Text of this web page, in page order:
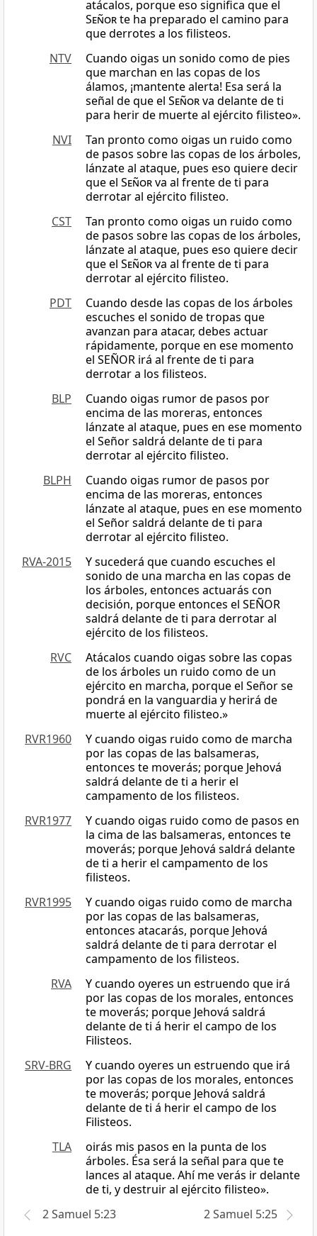
atácalos, porque eso significa que el
Señorte ha preparado el camino para
que derrotes a los filisteos.
NTV
Cuando oigas un sonido como de pies
que marchan en las copas de los
álamos, ¡mantente alerta! Esa será la
señal de que el Señorva delante de ti
para herir de muerte al ejército filisteo».
NVI
Tan pronto como oigas un ruido como
de pasos sobre las copas de los árboles,
lánzate al ataque, pues eso quiere decir
que el Señorva al frente de ti para
derrotar al ejército filisteo.
CST
Tan pronto como oigas un ruido como
de pasos sobre las copas de los árboles,
lánzate al ataque, pues eso quiere decir
que el Señorva al frente de ti para
derrotar al ejército filisteo.
PDT
Cuando desde las copas de los árboles
escuches el sonido de tropas que
avanzan para atacar, debes actuar
rápidamente, porque en ese momento
el SEÑOR irá al frente de ti para
derrotar a los filisteos.
BLP
Cuando oigas rumor de pasos por
encima de las moreras, entonces
lánzate al ataque, pues en ese momento
el Señor saldrá delante de ti para
derrotar al ejército filisteo.
BLPH
Cuando oigas rumor de pasos por
encima de las moreras, entonces
lánzate al ataque, pues en ese momento
el Señor saldrá delante de ti para
derrotar al ejército filisteo.
RVA-2015
Y sucederá que cuando escuches el
sonido de una marcha en las copas de
los árboles, entonces actuarás con
decisión, porque entonces el SEÑOR
saldrá delante de ti para derrotar al
ejército de los filisteos.
RVC
Atácalos cuando oigas sobre las copas
de los árboles un ruido como de un
ejército en marcha, porque el Señor se
pondrá en la vanguardia y herirá de
muerte al ejército filisteo.»
RVR1960
Y cuando oigas ruido como de marcha
por las copas de las balsameras,
entonces te moverás; porque Jehová
saldrá delante de ti a herir el
campamento de los filisteos.
RVR1977
Y cuando oigas ruido como de pasos en
la cima de las balsameras, entonces te
moverás; porque Jehová saldrá delante
de ti a herir el campamento de los
filisteos.
RVR1995
Y cuando oigas ruido como de marcha
por las copas de las balsameras,
entonces atacarás, porque Jehová
saldrá delante de ti para derrotar el
campamento de los filisteos.
RVA
Y cuando oyeres un estruendo que irá
por las copas de los morales, entonces
te moverás; porque Jehová saldrá
delante de ti á herir el campo de los
Filisteos.
SRV-BRG
Y cuando oyeres un estruendo que irá
por las copas de los morales, entonces
te moverás; porque Jehová saldrá
delante de ti á herir el campo de los
Filisteos.
TLA
oirás mis pasos en la punta de los
árboles. Ésa será la señal para que te
lances al ataque. Ahí me verás ir delante
de ti, y destruir al ejército filisteo».
2 Samuel 5:23
2 Samuel 5:25